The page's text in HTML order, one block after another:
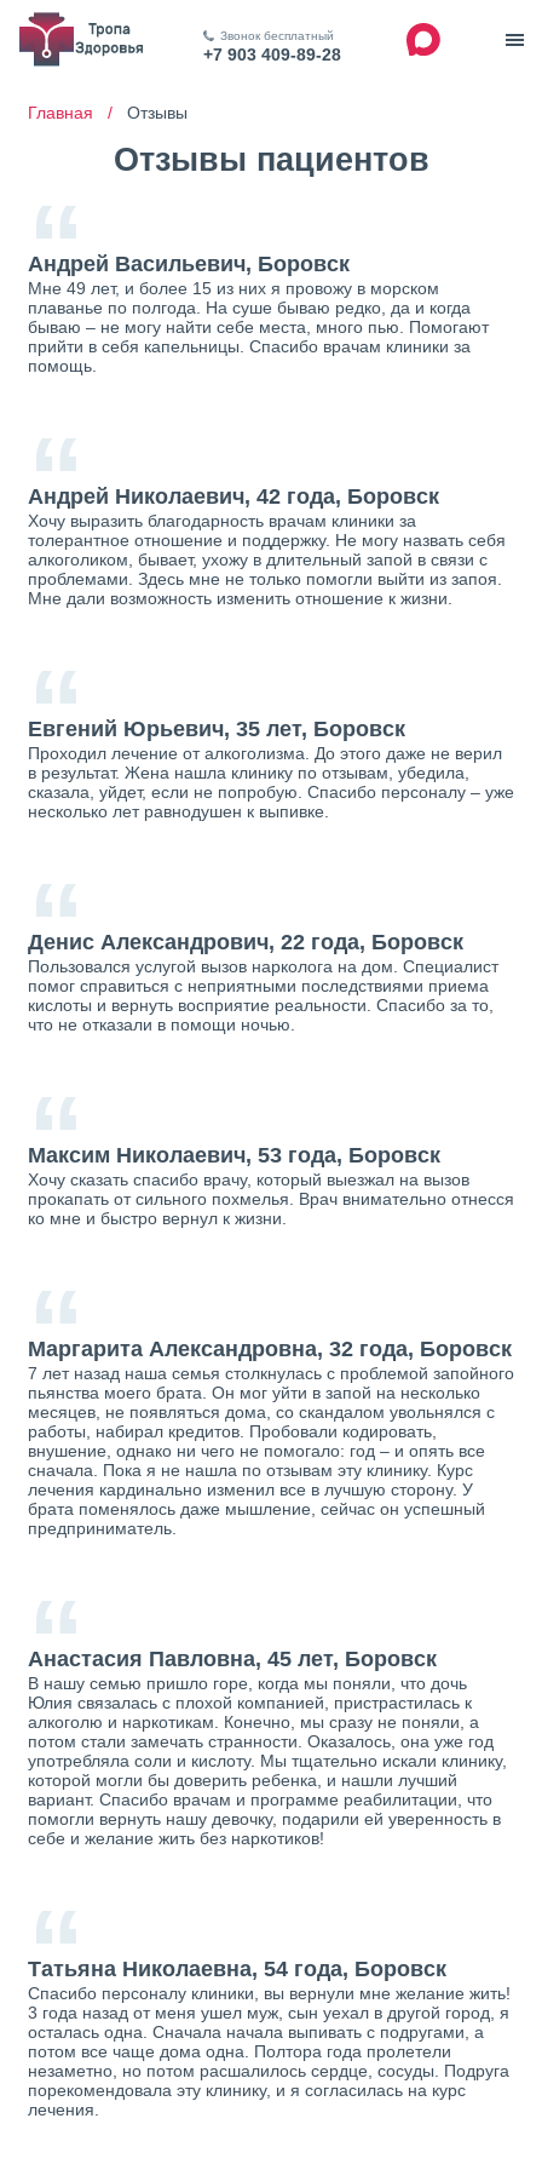
Звонок бесплатный
+7 903 409-89-28
Главная / Отзывы
Отзывы пациентов
“
Андрей Васильевич, Боровск
Мне 49 лет, и более 15 из них я провожу в морском
плаванье по полгода. На суше бываю редко, да и когда
бываю – не могу найти себе места, много пью. Помогают
прийти в себя капельницы. Спасибо врачам клиники за
помощь.
“
Андрей Николаевич, 42 года, Боровск
Хочу выразить благодарность врачам клиники за
толерантное отношение и поддержку. Не могу назвать себя
алкоголиком, бывает, ухожу в длительный запой в связи с
проблемами. Здесь мне не только помогли выйти из запоя.
Мне дали возможность изменить отношение к жизни.
“
Евгений Юрьевич, 35 лет, Боровск
Проходил лечение от алкоголизма. До этого даже не верил
в результат. Жена нашла клинику по отзывам, убедила,
сказала, уйдет, если не попробую. Спасибо персоналу – уже
несколько лет равнодушен к выпивке.
“
Денис Александрович, 22 года, Боровск
Пользовался услугой вызов нарколога на дом. Специалист
помог справиться с неприятными последствиями приема
кислоты и вернуть восприятие реальности. Спасибо за то,
что не отказали в помощи ночью.
“
Максим Николаевич, 53 года, Боровск
Хочу сказать спасибо врачу, который выезжал на вызов
прокапать от сильного похмелья. Врач внимательно отнесся
ко мне и быстро вернул к жизни.
“
Маргарита Александровна, 32 года, Боровск
7 лет назад наша семья столкнулась с проблемой запойного
пьянства моего брата. Он мог уйти в запой на несколько
месяцев, не появляться дома, со скандалом увольнялся с
работы, набирал кредитов. Пробовали кодировать,
внушение, однако ни чего не помогало: год – и опять все
сначала. Пока я не нашла по отзывам эту клинику. Курс
лечения кардинально изменил все в лучшую сторону. У
брата поменялось даже мышление, сейчас он успешный
предприниматель.
“
Анастасия Павловна, 45 лет, Боровск
В нашу семью пришло горе, когда мы поняли, что дочь
Юлия связалась с плохой компанией, пристрастилась к
алкоголю и наркотикам. Конечно, мы сразу не поняли, а
потом стали замечать странности. Оказалось, она уже год
употребляла соли и кислоту. Мы тщательно искали клинику,
которой могли бы доверить ребенка, и нашли лучший
вариант. Спасибо врачам и программе реабилитации, что
помогли вернуть нашу девочку, подарили ей уверенность в
себе и желание жить без наркотиков!
“
Татьяна Николаевна, 54 года, Боровск
Спасибо персоналу клиники, вы вернули мне желание жить!
3 года назад от меня ушел муж, сын уехал в другой город, я
осталась одна. Сначала начала выпивать с подругами, а
потом все чаще дома одна. Полтора года пролетели
незаметно, но потом расшалилось сердце, сосуды. Подруга
порекомендовала эту клинику, и я согласилась на курс
лечения.